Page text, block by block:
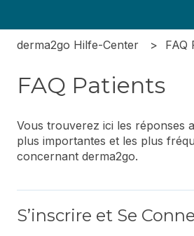
derma2go Hilfe-Center FAQ
FAQ Patients
Vous trouverez ici les réponses
plus importantes et les plus
concernant derma2go.
S’inscrire et Se